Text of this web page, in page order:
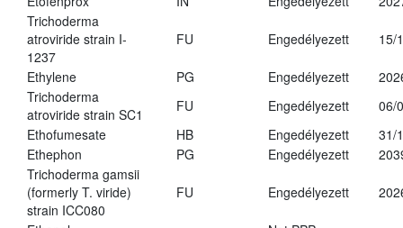
Trichoderma
atroviride strain I-
1237
FU Engedélyezett 15/
Ethylene PG Engedélyezett
Trichoderma
atroviride strain SC1
FU Engedélyezett
06/
Ethofumesate
HB Engedélyezett
31/
Ethephon
PG Engedélyezett
Trichoderma gamsii
(formerly T. viride)
strain ICC080
FU Engedélyezett